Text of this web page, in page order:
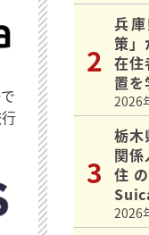
兵
策」
在住
置を
2026
栃木
関
住
2026